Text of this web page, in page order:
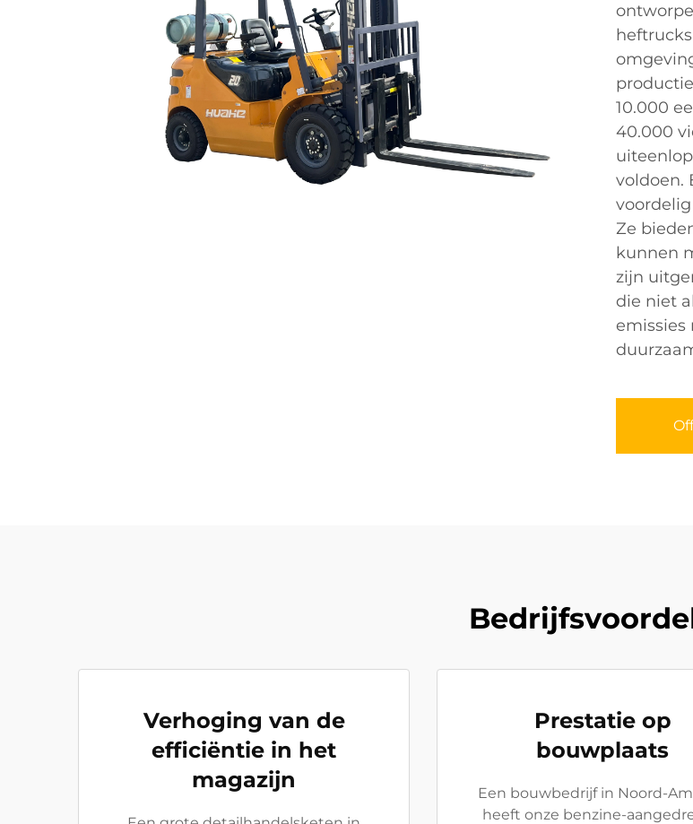
10.000
40.000
voldoen.
Ze
kunnen
zijn
die niet
Verhoging van de
efficiëntie in het
magazijn
Prestatie op
bouwplaats
Een bouwbedrijf in Noord-
heeft onze benzine-